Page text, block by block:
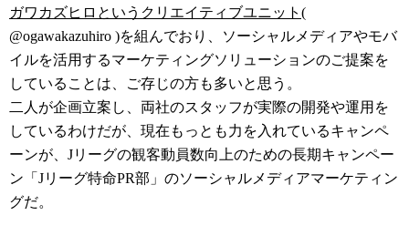
ガワカズヒロというクリエイティブユニット (
@ogawakazuhiro )を組んでおり、ソーシャルメディアやモバ
イルを活用するマーケティングソリューションのご提案を
していることは、ご存じの方も多いと思う。
二人が企画立案し、両社のスタッフが実際の開発や運用を
しているわけだが、現在もっとも力を入れているキャンペ
ーンが、Jリーグの観客動員数向上のための長期キャンペー
ン「Jリーグ特命PR部」のソーシャルメディアマーケティン
グだ。